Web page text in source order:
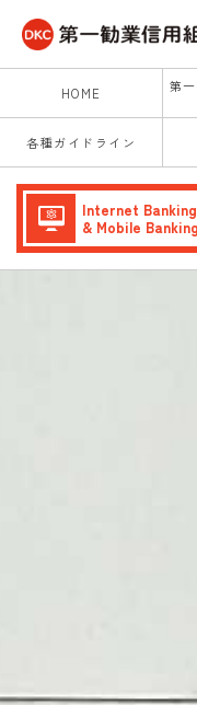
HOME
第
各種ガイドライン
Internet Banking
& Mobile Banking